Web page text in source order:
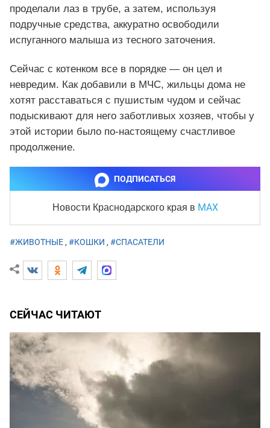
проделали лаз в трубе, а затем, используя
подручные средства, аккуратно освободили
испуганного малыша из тесного заточения.
Сейчас с котенком все в порядке — он цел и
невредим. Как добавили в МЧС, жильцы дома не
хотят расставаться с пушистым чудом и сейчас
подыскивают для него заботливых хозяев, чтобы у
этой истории было по‑настоящему счастливое
продолжение.
ПОДПИСАТЬСЯ
Новости Краснодарского края в MAX
#ЖИВОТНЫЕ, #КОШКИ , #СПАСАТЕЛИ
СЕЙЧАС ЧИТАЮТ